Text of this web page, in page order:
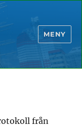
MENY
från